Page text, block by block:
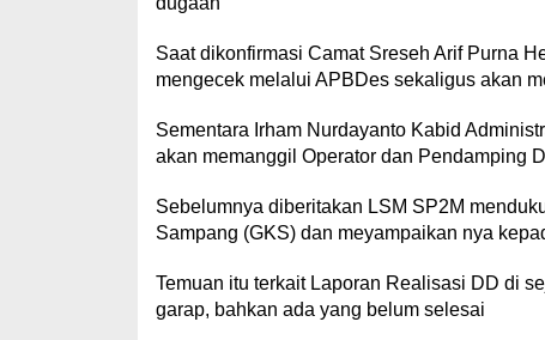
Saat dikonfirmasi Camat Sreseh Arif Purna
mengecek melalui APBDes sekaligus akan
Sementara Irham Nurdayanto Kabid
akan memanggil Operator dan Pendamping
Sebelumnya diberitakan LSM SP2M
Sampang (GKS) dan meyampaikan nya
Temuan itu terkait Laporan Realisasi DD di
garap, bahkan ada yang belum selesai